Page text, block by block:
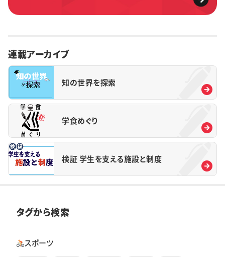
連載アーカイブ
知の世界を探索
学食めぐり
検証 学生を支える施設と制度
タグから検索
スポーツ